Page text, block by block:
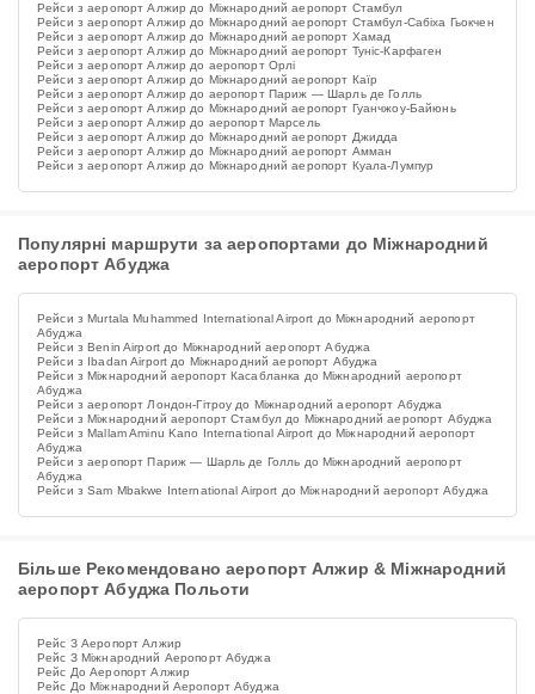
Рейси з аеропорт Алжир до Міжнародний аеропорт Стамбул
Рейси з аеропорт Алжир до Міжнародний аеропорт Стамбул-Сабіха Гьокчен
Рейси з аеропорт Алжир до Міжнародний аеропорт Хамад
Рейси з аеропорт Алжир до Міжнародний аеропорт Туніс-Карфаген
Рейси з аеропорт Алжир до аеропорт Орлі
Рейси з аеропорт Алжир до Міжнародний аеропорт Каїр
Рейси з аеропорт Алжир до аеропорт Париж — Шарль де Голль
Рейси з аеропорт Алжир до Міжнародний аеропорт Гуанчжоу-Байюнь
Рейси з аеропорт Алжир до аеропорт Марсель
Рейси з аеропорт Алжир до Міжнародний аеропорт Джидда
Рейси з аеропорт Алжир до Міжнародний аеропорт Амман
Рейси з аеропорт Алжир до Міжнародний аеропорт Куала-Лумпур
Популярні маршрути за аеропортами до Міжнародний
аеропорт Абуджа
Рейси з Murtala Muhammed International Airport до Міжнародний аеропорт
Абуджа
Рейси з Benin Airport до Міжнародний аеропорт Абуджа
Рейси з Ibadan Airport до Міжнародний аеропорт Абуджа
Рейси з Міжнародний аеропорт Касабланка до Міжнародний аеропорт
Абуджа
Рейси з аеропорт Лондон-Гітроу до Міжнародний аеропорт Абуджа
Рейси з Міжнародний аеропорт Стамбул до Міжнародний аеропорт Абуджа
Рейси з Mallam Aminu Kano International Airport до Міжнародний аеропорт
Абуджа
Рейси з аеропорт Париж — Шарль де Голль до Міжнародний аеропорт
Абуджа
Рейси з Sam Mbakwe International Airport до Міжнародний аеропорт Абуджа
Більше Рекомендовано аеропорт Алжир & Міжнародний
аеропорт Абуджа Польоти
Рейс З Аеропорт Алжир
Рейс З Міжнародний Аеропорт Абуджа
Рейс До Аеропорт Алжир
Рейс До Міжнародний Аеропорт Абуджа